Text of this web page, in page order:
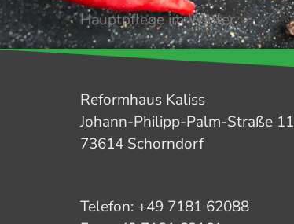
Hauptpflege im Winter
Reformhaus Kaliss
Johann-Philipp-Palm-Straße 11
73614 Schorndorf
Telefon: +49 7181 62088